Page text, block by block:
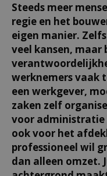
Steeds meer
regie en het
eigen manier.
veel kansen, maar
werknemers vaak
een werkgever,
zaken zelf
voor
ook voor het
professioneel wil
dan alleen omzet.